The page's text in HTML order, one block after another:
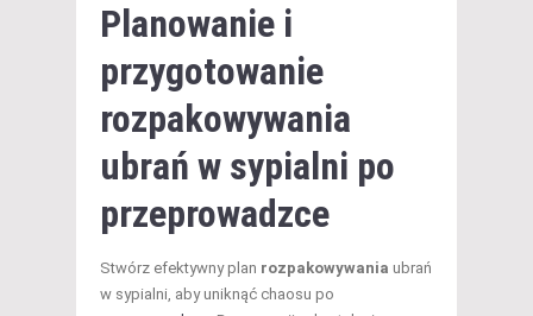
Planowanie i
przygotowanie
rozpakowywania
ubrań w sypialni po
przeprowadzce
Stwórz efektywny plan rozpakowywania ubrań
w sypialni, aby uniknąć chaosu po